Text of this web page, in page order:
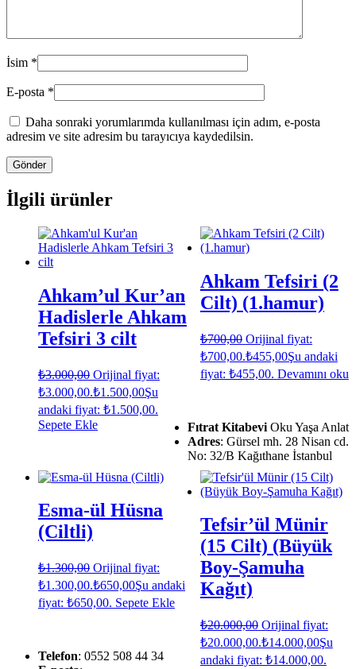
İsim *
E-posta *
Daha sonraki yorumlarımda kullanılması için adım, e-posta
adresim ve site adresim bu tarayıcıya kaydedilsin.
İlgili ürünler
Ahkam’ul Kur’an
Hadislerle Ahkam
Tefsiri 3 cilt
₺3.000,00 Orijinal fiyat:
₺3.000,00.₺1.500,00Şu
andaki fiyat: ₺1.500,00.
Sepete Ekle
Ahkam Tefsiri (2
Cilt) (1.hamur)
₺700,00 Orijinal fiyat:
₺700,00.₺455,00Şu andaki
fiyat: ₺455,00. Devamını oku
Esma-ül Hüsna
(Ciltli)
₺1.300,00 Orijinal fiyat:
₺1.300,00.₺650,00Şu andaki
fiyat: ₺650,00. Sepete Ekle
Tefsir’ül Münir
(15 Cilt) (Büyük
Boy-Şamuha
Kağıt)
₺20.000,00 Orijinal fiyat:
₺20.000,00.₺14.000,00Şu
andaki fiyat: ₺14.000,00.
Fıtrat Kitabevi Oku Yaşa Anlat
Adres: Gürsel mh. 28 Nisan cd.
No: 32/B Kağıthane İstanbul
Telefon: 0552 508 44 34